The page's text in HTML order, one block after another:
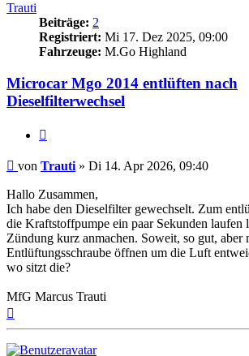
Trauti
Beiträge: 2
Registriert: Mi 17. Dez 2025, 09:00
Fahrzeuge: M.Go Highland
Microcar Mgo 2014 entlüften nach
Dieselfilterwechsel
Beitrag
von Trauti » Di 14. Apr 2026, 09:40
Hallo Zusammen,
Ich habe den Dieselfilter gewechselt. Zum
die Kraftstoffpumpe ein paar Sekunden laufen
Zündung kurz anmachen. Soweit, so gut, aber
Entlüftungsschraube öffnen um die Luft
wo sitzt die?
MfG Marcus Trauti